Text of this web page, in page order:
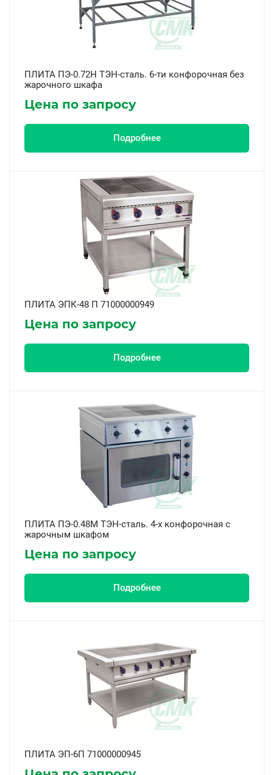
ПЛИТА ПЭ-0.72Н ТЭН-сталь. 6-ти конфорочная без
жарочного шкафа
Цена по запросу
Подробнее
ПЛИТА ЭПК-48 П 71000000949
Цена по запросу
Подробнее
ПЛИТА ПЭ-0.48М ТЭН-сталь. 4-х конфорочная с
жарочным шкафом
Цена по запросу
Подробнее
ПЛИТА ЭП-6П 71000000945